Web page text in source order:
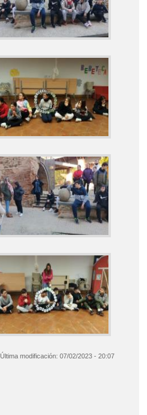
Última modificación:07/02/2023 - 20:07